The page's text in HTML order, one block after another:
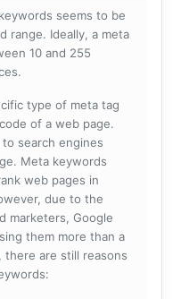
seems to be
range. Ideally, a meta
10 and 255
type of meta tag
of a web page.
search engines
Meta keywords
web pages in
due to the
marketers, Google
them more than a
there are still reasons